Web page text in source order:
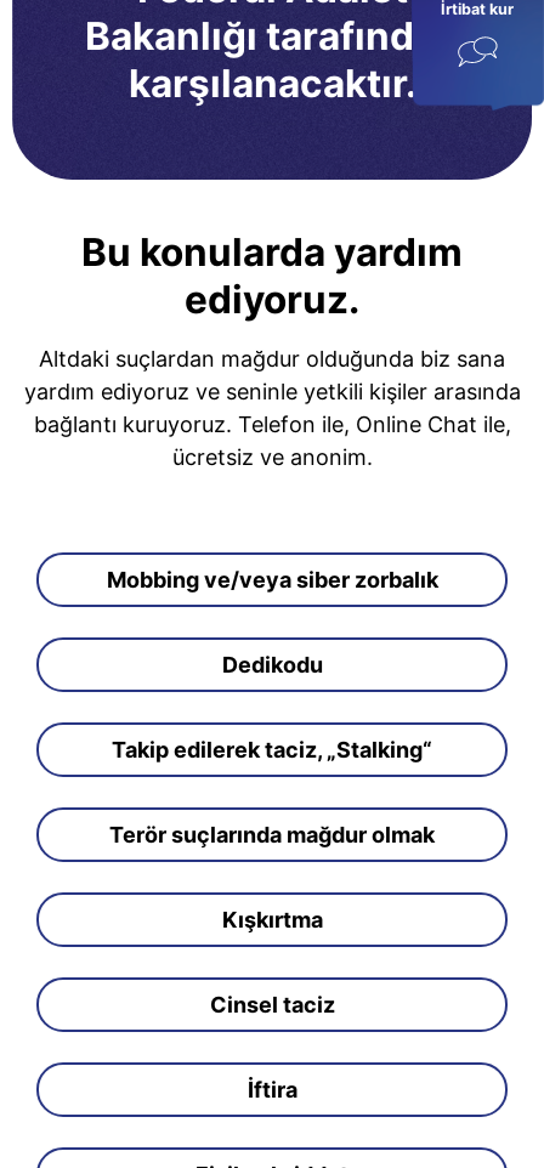
İrtibat kur
Bakanlığı tarafından
karşılanacaktır.
Bu konularda yardım
ediyoruz.
Altdaki suçlardan mağdur olduğunda biz sana
yardım ediyoruz ve seninle yetkili kişiler arasında
bağlantı kuruyoruz. Telefon ile, Online Chat ile,
ücretsiz ve anonim.
Mobbing ve/veya siber zorbalık
Dedikodu
Takip edilerek taciz, „Stalking“
Terör suçlarında mağdur olmak
Kışkırtma
Cinsel taciz
İftira